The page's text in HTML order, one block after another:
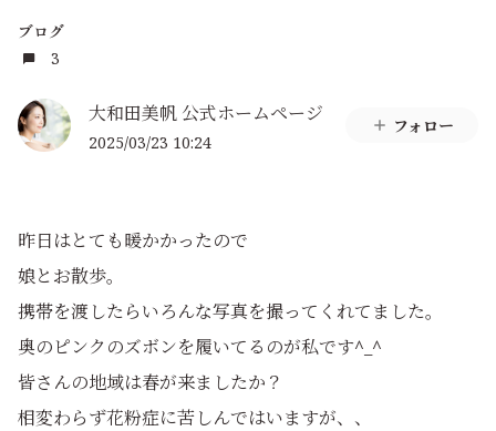
ブログ
3
大和田美帆 公式ホームページ
2025/03/23 10:24
フォロー
昨日はとても暖かかったので
娘とお散歩。
携帯を渡したらいろんな写真を撮ってくれてました。
奥のピンクのズボンを履いてるのが私です^_^
皆さんの地域は春が来ましたか？
相変わらず花粉症に苦しんではいますが、、